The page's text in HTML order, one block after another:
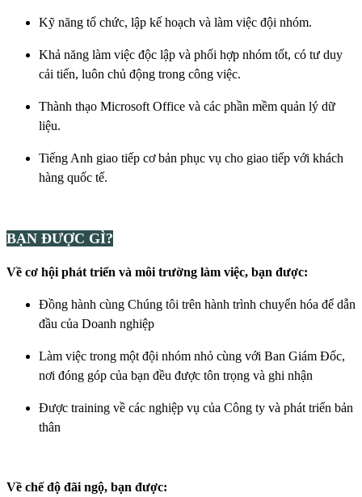
Kỹ năng tổ chức, lập kế hoạch và làm việc đội nhóm.
Khả năng làm việc độc lập và phối hợp nhóm tốt, có tư duy
cải tiến, luôn chủ động trong công việc.
Thành thạo Microsoft Office và các phần mềm quản lý dữ
liệu.
Tiếng Anh giao tiếp cơ bản phục vụ cho giao tiếp với khách
hàng quốc tế.
BẠN ĐƯỢC GÌ?
Về cơ hội phát triển và môi trường làm việc, bạn được:
Đồng hành cùng Chúng tôi trên hành trình chuyển hóa để dẫn
đầu của Doanh nghiệp
Làm việc trong một đội nhóm nhỏ cùng với Ban Giám Đốc,
nơi đóng góp của bạn đều được tôn trọng và ghi nhận
Được training về các nghiệp vụ của Công ty và phát triển bản
thân
Về chế độ đãi ngộ, bạn được: